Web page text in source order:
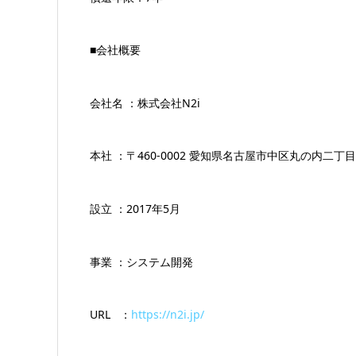
■会社概要
会社名 ：株式会社N2i
本社 ：〒460-0002 愛知県名古屋市中区丸の内二丁
設立 ：2017年5月
事業 ：システム開発
URL ： https://n2i.jp/